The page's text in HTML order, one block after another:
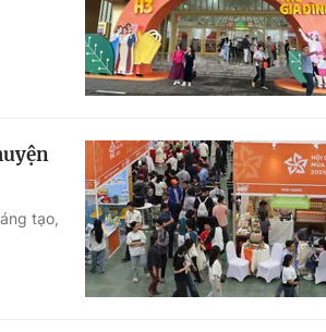
tạo,